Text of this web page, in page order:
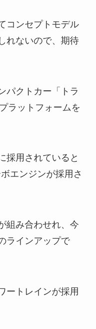
コンセプトモデル
れないので、期待
パクトカー「トラ
ラットフォームを
採用されていると
エンジンが採用さ
組み合わせれ、今
ラインアップで
ートレインが採用